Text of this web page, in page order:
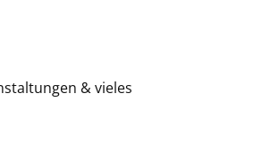
& vieles